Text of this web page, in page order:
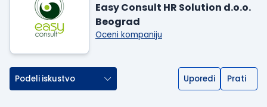
Easy Consult HR Solution d.o.o.
Beograd
Oceni kompaniju
Podeli iskustvo Uporedi Prati